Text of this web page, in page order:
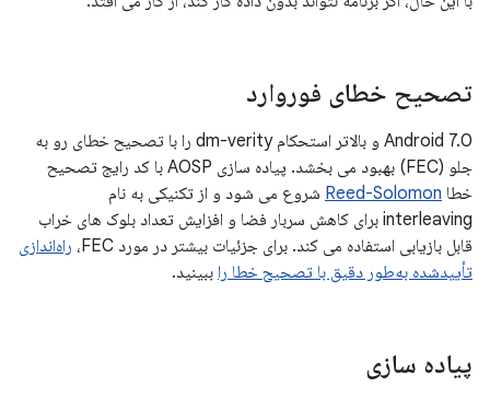
تصحیح خطای فوروارد
Android 7.0 و بالاتر استحکام dm-verity را با تصحیح خطای رو به
جلو (FEC) بهبود می بخشد. پیاده سازی AOSP با کد رایج تصحیح
خطا Reed-Solomon شروع می شود و از تکنیکی به نام
interleaving برای کاهش سربار فضا و افزایش تعداد بلوک های خراب
قابل بازیابی استفاده می کند. برای جزئیات بیشتر در مورد FEC،
راه‌اندازی
تأییدشده به‌طور دقیق با تصحیح خطا را ببینید.
پیاده سازی